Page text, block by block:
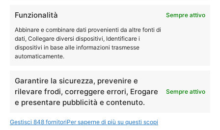
Funzionalità
Sempre attivo
Abbinare e combinare dati provenienti da altre fonti di
dati, Collegare diversi dispositivi, Identificare i
dispositivi in base alle informazioni trasmesse
automaticamente.
Garantire la sicurezza, prevenire e
rilevare frodi, correggere errori, Erogare
e presentare pubblicità e contenuto.
Sempre attivo
Gestisci 848 fornitoriPer saperne di più su questi scopi
asciugatrice direttamente a domicilio.
051-0040244
Assistenza Siemens San Lazzaro
di Savena lavastoviglie